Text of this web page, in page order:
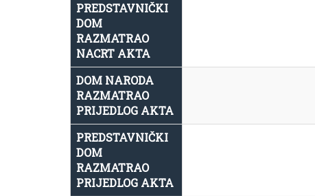
PREDSTAVNIČKI
DOM
RAZMATRAO
NACRT AKTA
DOM NARODA
RAZMATRAO
PRIJEDLOG AKTA
PREDSTAVNIČKI
DOM
RAZMATRAO
PRIJEDLOG AKTA